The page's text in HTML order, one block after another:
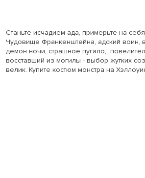
Станьте исчадием ада, примерьте на
Чудовище Франкенштейна, адский воин,
демон ночи, страшное пугало,
восставший из могилы - выбор жутких
велик. Купите костюм монстра на